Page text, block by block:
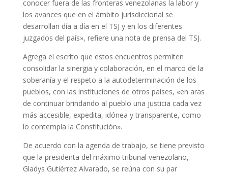
conocer fuera de las fronteras venezolanas la labor y
los avances que en el ámbito jurisdiccional se
desarrollan día a día en el TSJ y en los diferentes
juzgados del país», refiere una nota de prensa del TSJ.
Agrega el escrito que estos encuentros permiten
consolidar la sinergia y colaboración, en el marco de la
soberanía y el respeto a la autodeterminación de los
pueblos, con las instituciones de otros países, «en aras
de continuar brindando al pueblo una justicia cada vez
más accesible, expedita, idónea y transparente, como
lo contempla la Constitución».
De acuerdo con la agenda de trabajo, se tiene previsto
que la presidenta del máximo tribunal venezolano,
Gladys Gutiérrez Alvarado, se reúna con su par